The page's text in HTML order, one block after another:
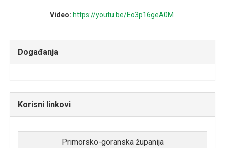
Video: https://youtu.be/Eo3p16geA0M
Događanja
Korisni linkovi
Primorsko-goranska županija